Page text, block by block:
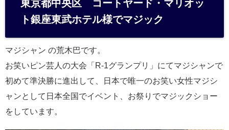
n
東京都中央区 コートヤード・マリオッ
ト銀座東武ホテル様でマジック
マジシャン の荒木巴です。
お笑いピン芸人の大会「R-1グランプリ」にてマジシャンで
初めて準決勝に進出して、日本で唯一のお笑い女性マジシ
ャンとして日本全国でイベント、お祭りでマジックショー
をしています。